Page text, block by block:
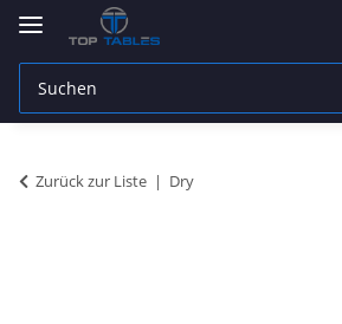
Zurück zur Liste Dry